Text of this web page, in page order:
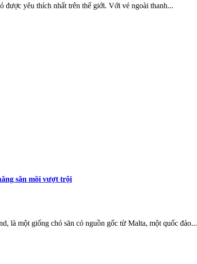
được yêu thích nhất trên thế giới. Với vẻ ngoài thanh...
săn mồi vượt trội
là một giống chó săn có nguồn gốc từ Malta, một quốc đảo...